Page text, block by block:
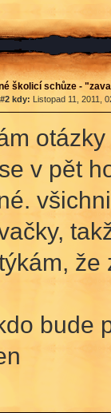
školicí schůze -
kdy: Listopad 11, 2011,
v pět
bude